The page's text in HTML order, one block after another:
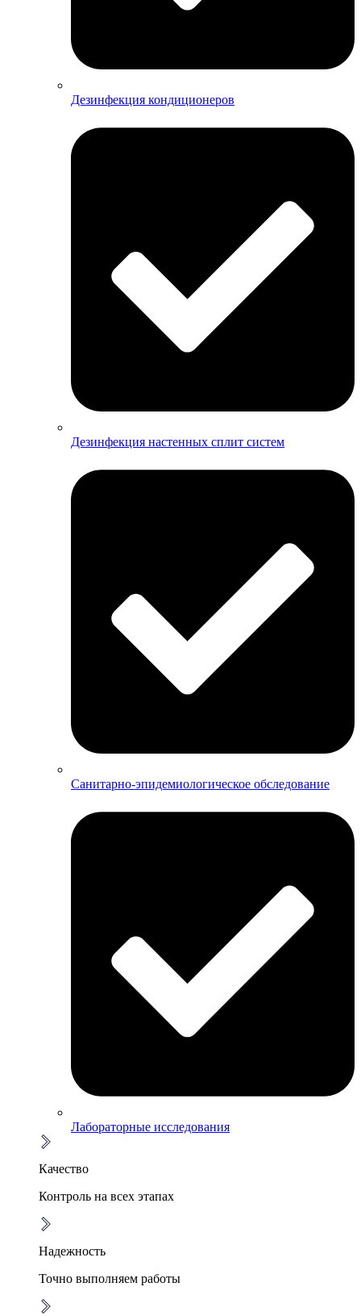
Дезинфекция кондиционеров
Дезинфекция настенных сплит систем
Санитарно-эпидемиологическое обследование
Лабораторные исследования
Качество
Контроль на всех этапах
Надежность
Точно выполняем работы